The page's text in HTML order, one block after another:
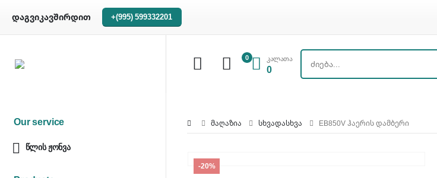
დაგვიკავშირდით +(995) 599332201
0 კალათა
0
ᲛᲐᲦᲐᲖᲘᲐ ᲡᲮᲕᲐᲓᲐᲡᲮᲕᲐ EB850V ᲰᲐᲔᲠᲘᲡ ᲓᲐᲛᲑᲔᲠᲘ
-20%
Our service
წლის ჟონვა